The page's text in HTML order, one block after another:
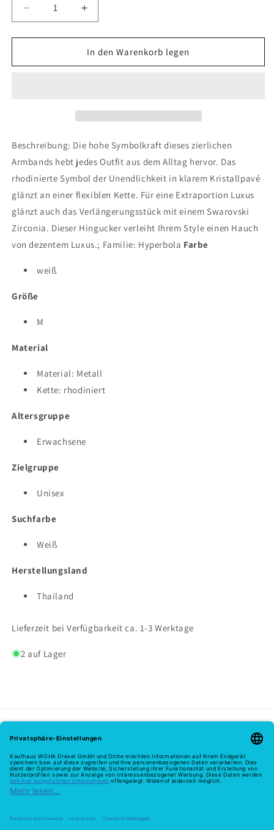
Verringere
die
Menge
Hyperbola
Erhöhe
die
Menge
für
Hyperbola
In den Warenkorb legen
Beschreibung: Die hohe Symbolkraft dieses zierlichen
Armbands hebt jedes Outfit aus dem Alltag hervor. Das
rhodinierte Symbol der Unendlichkeit in klarem Kristallpavé
glänzt an einer flexiblen Kette. Für eine Extraportion Luxus
glänzt auch das Verlängerungsstück mit einem Swarovski
Zirconia. Dieser Hingucker verleiht Ihrem Style einen Hauch
von dezentem Luxus.; Familie: Hyperbola Farbe
weiß
Größe
M
Material
Material: Metall
Kette: rhodiniert
Altersgruppe
Erwachsene
Zielgruppe
Unisex
Suchfarbe
Weiß
Herstellungsland
Thailand
Lieferzeit bei Verfügbarkeit ca. 1-3 Werktage
2 auf Lager
E-Mail
Zahlungsmethoden